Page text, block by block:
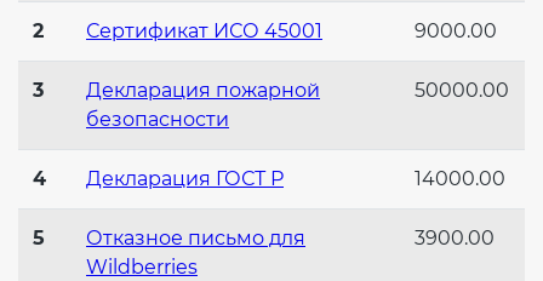
2 Сертификат ИСО 45001 9000.00
3
Декларация пожарной
безопасности
50000.00
4 Декларация ГОСТ Р 14000.00
5
Отказное письмо для
Wildberries
3900.00